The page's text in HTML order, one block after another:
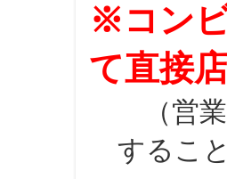
※コン
て直接
（営業
するこ